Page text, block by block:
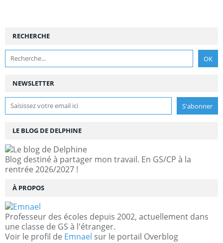
NEWSLETTER
RECHERCHE
LE BLOG DE DELPHINE
Blog destiné à partager mon travail. En GS/CP à la
rentrée 2026/2027 !
À PROPOS
Professeur des écoles depuis 2002, actuellement dans
une classe de GS à l'étranger.
Voir le profil de Emnael sur le portail Overblog